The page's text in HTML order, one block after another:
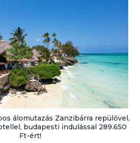
álomutazás Zanzibárra repülővel,
budapesti indulással 289.650
Ft-ért!